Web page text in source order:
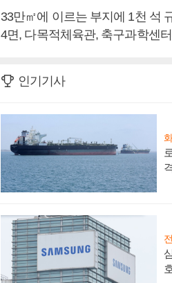
33만㎡에 이르는 부지에 1천 석
4면, 다목적체육관, 축구과학센
인기기사